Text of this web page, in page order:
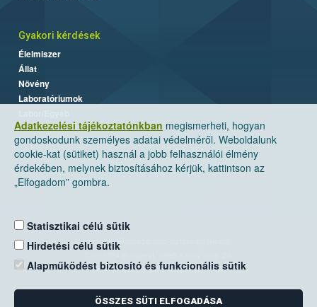
Adatkezelési tájékoztatónkban megismerheti, hogyan
gondoskodunk személyes adatai védelméről. Weboldalunk
cookie-kat (sütiket) használ a jobb felhasználói élmény
érdekében, melynek biztosításához kérjük, kattintson az
„Elfogadom” gombra.
Statisztikai célú sütik
Hirdetési célú sütik
Alapműködést biztosító és funkcionális sütik
ÖSSZES SÜTI ELFOGADÁSA
Gyakori kérdések
Élelmiszer
Állat
Növény
Laboratóriumok
Nemzeti Élelmiszerlánc-biztonsági Hivatal
Levelezési cím: 1525 Budapest. Pf. 30.